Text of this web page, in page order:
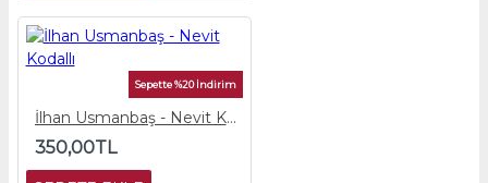
Sepette %20 İndirim
İlhan Usmanbaş - Nevit Kodallı
350,00TL